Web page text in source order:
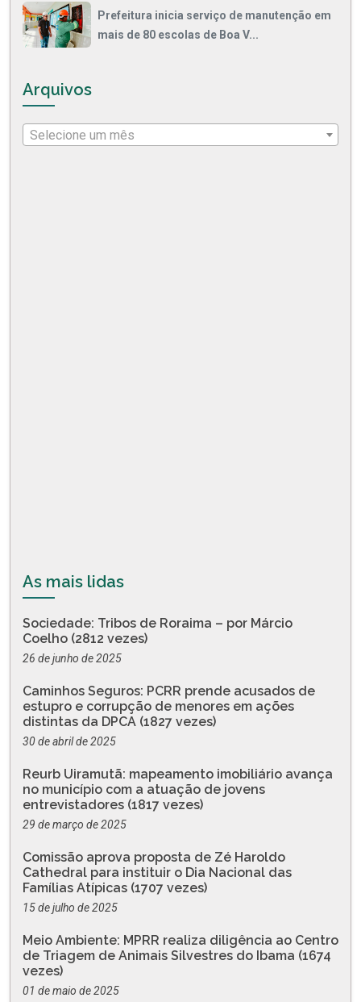
Prefeitura inicia serviço de manutenção em
mais de 80 escolas de Boa V...
Arquivos
Selecione um mês
As mais lidas
Sociedade: Tribos de Roraima – por Márcio
Coelho (2812 vezes)
26 de junho de 2025
Caminhos Seguros: PCRR prende acusados de
estupro e corrupção de menores em ações
distintas da DPCA (1827 vezes)
30 de abril de 2025
Reurb Uiramutã: mapeamento imobiliário avança
no município com a atuação de jovens
entrevistadores (1817 vezes)
29 de março de 2025
Comissão aprova proposta de Zé Haroldo
Cathedral para instituir o Dia Nacional das
Famílias Atípicas (1707 vezes)
15 de julho de 2025
Meio Ambiente: MPRR realiza diligência ao Centro
de Triagem de Animais Silvestres do Ibama (1674
vezes)
01 de maio de 2025